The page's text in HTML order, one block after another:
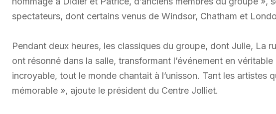
spectateurs, dont certains venus de Windsor, Chatham et
Pendant deux heures, les classiques du groupe, dont Julie, La
ont résonné dans la salle, transformant l’événement en
incroyable, tout le monde chantait à l’unisson. Tant les artistes
mémorable », ajoute le président du Centre Jolliet.